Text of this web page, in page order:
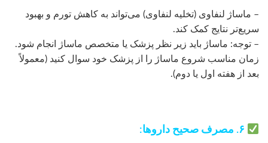
– ماساژ لنفاوی (تخلیه لنفاوی) می‌تواند به کاهش تورم و بهبود
سریع‌تر نتایج کمک کند.
– توجه: ماساژ باید زیر نظر پزشک یا متخصص ماساژ انجام شود.
زمان مناسب شروع ماساژ را از پزشک خود سوال کنید (معمولاً
بعد از هفته اول یا دوم).